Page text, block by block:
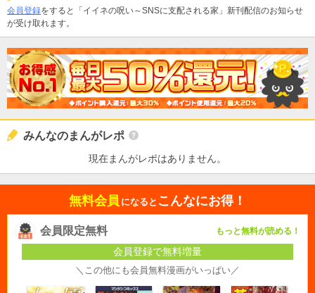
会員登録をすると「イイネの呪い～SNSに支配される家」新刊配信のお知らせ
が受け取れます。
みんなのまんがレポ
現在まんがレポはありません。
無料会員 になると こんなにお得！
会員限定無料 もっと無料が読める！
会員登録で無料増量
＼この他にも会員無料漫画がいっぱい／